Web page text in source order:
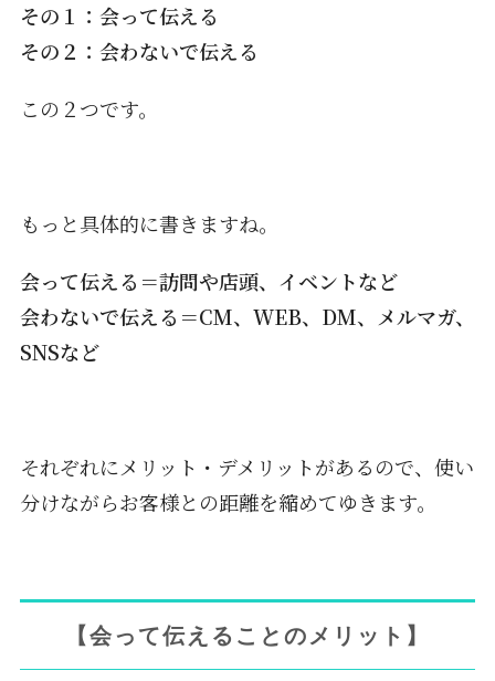
その１：会って伝える
その２：会わないで伝える
この２つです。
もっと具体的に書きますね。
会って伝える＝訪問や店頭、イベントなど
会わないで伝える＝CM、WEB、DM、メルマガ、
SNSなど
それぞれにメリット・デメリットがあるので、使い
分けながらお客様との距離を縮めてゆきます。
【会って伝えることのメリット】